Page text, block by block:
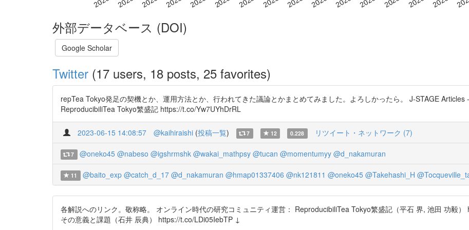
外部データベース (DOI)
Google Scholar
Twitter (17 users, 18 posts, 25 favorites)
repTea Tokyo発足の契機とか、運用方法とか、行われてきた議論とかまとめてみました。よろしかったら。 J-STAGE Articles
ReproducibiliTea Tokyo繁盛記 https://t.co/Yw7UYhDrRL
2023-06-15 14:08:57 @kaihiraishi (投稿一覧) 7 12 0.228 リツイート・ネットワーク (7)
7 @oneko45 @nabeso @igshrmshk @wakai_mathpsy @tucan @momentumyy @d_nakamuran
11 @baito_exp @catch_d_17 @d_nakamuran @hmap01337406 @nk121811 @oneko45 @Takehashi_H
各解説へのリンク。敬称略。 オンライン時代の研究コミュニティ運営： ReproducibiliTea Tokyo繁盛記（平石 界, 池田 功毅
その意義と課題（石井 辰典） https://t.co/LDi05IebTP ↓